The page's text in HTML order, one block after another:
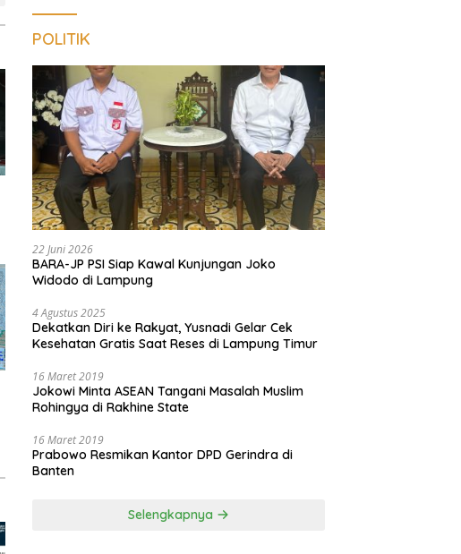
POLITIK
22 Juni 2026
BARA-JP PSI Siap Kawal Kunjungan Joko
Widodo di Lampung
4 Agustus 2025
Dekatkan Diri ke Rakyat, Yusnadi Gelar Cek
Kesehatan Gratis Saat Reses di Lampung Timur
16 Maret 2019
Jokowi Minta ASEAN Tangani Masalah Muslim
Rohingya di Rakhine State
16 Maret 2019
Prabowo Resmikan Kantor DPD Gerindra di
Banten
Selengkapnya